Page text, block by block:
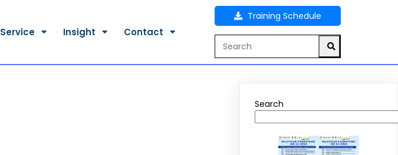
Service Insight Contact
Training Schedule
Search